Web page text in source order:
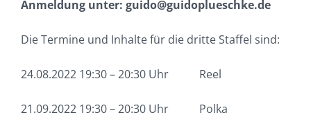
Anmeldung unter: guido@guidoplueschke.de
Die Termine und Inhalte für die dritte Staffel sind:
24.08.2022 19:30 – 20:30 Uhr Reel
21.09.2022 19:30 – 20:30 Uhr Polka